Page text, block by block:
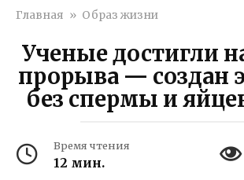
Главная » Образ жизни
Ученые достигли
прорыва — создан
без спермы и
Время чтения
12 мин.